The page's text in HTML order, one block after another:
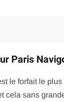
Paris
le forfait le
cela sans